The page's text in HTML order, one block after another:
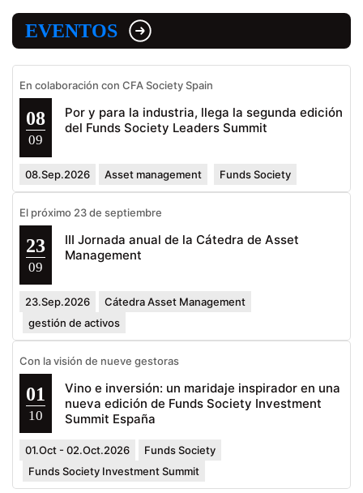
EVENTOS
En colaboración con CFA Society Spain
08
09
Por y para la industria, llega la segunda edición
del Funds Society Leaders Summit
08.Sep.2026 Asset management Funds Society
El próximo 23 de septiembre
23
09
III Jornada anual de la Cátedra de Asset
Management
23.Sep.2026
Cátedra Asset Management
gestión de activos
Con la visión de nueve gestoras
01
10
Vino e inversión: un maridaje inspirador en una
nueva edición de Funds Society Investment
Summit España
01.Oct - 02.Oct.2026
Funds Society
Funds Society Investment Summit